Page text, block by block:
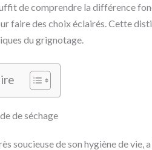
de comprendre la différence
faire des choix éclairés. Cette
du grignotage.
de séchage
soucieuse de son hygiène de vie,